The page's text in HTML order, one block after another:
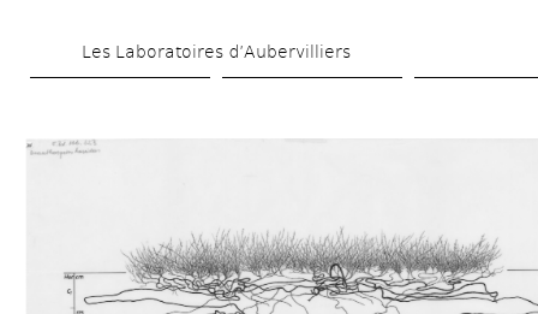
au
Les Laboratoires d’Aubervilliers